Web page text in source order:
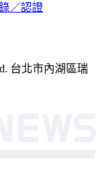
／認證
台北市內湖區瑞